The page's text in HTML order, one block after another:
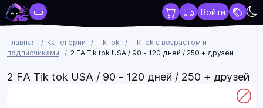
Войти
Главная Категории TikTok
TikTok с возрастом и
подписчиками
2 FA Tik tok USA / 90 - 120 дней / 250 + друзей
2 FA Tik tok USA / 90 - 120 дней / 250 + друзей